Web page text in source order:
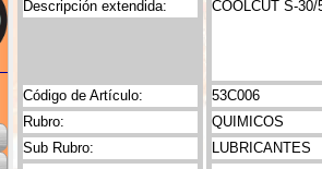
Código de Artículo:
Rubro:
Sub Rubro:
Descripción extendida:
53C006
QUIMICOS
LUBRICANTES
COOLCUT S-30/